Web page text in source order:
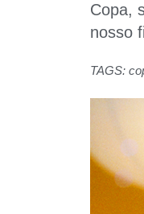
Copa,
nosso
TAGS: